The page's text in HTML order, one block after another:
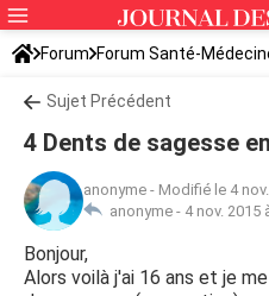
Forum Forum Santé-
Sujet Précédent
4 Dents de sagesse
anonyme - Modifié le 4
anonyme - 4 nov. 2015
Bonjour,
Alors voilà j'ai 16 ans et je